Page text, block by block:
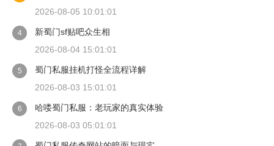
2026-08-05 10:01:01
4
新蜀门sf贴吧众生相
2026-08-04 15:01:01
5
蜀门私服挂机打怪全流程详解
2026-08-03 15:01:01
6
哈喽蜀门私服：老玩家的真实体验
2026-08-03 05:01:01